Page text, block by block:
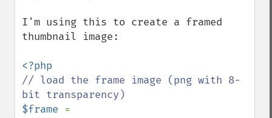
I'm using this to create a framed
thumbnail image:
// load the frame image (png with 8-
$frame